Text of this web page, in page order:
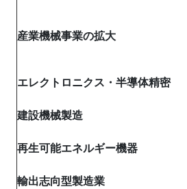
産業機械事業の拡大
エレクトロニクス・半導体精密
建設機械製造
再生可能エネルギー機器
輸出志向型製造業